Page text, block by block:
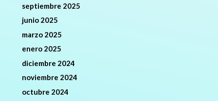
septiembre 2025
junio 2025
marzo 2025
enero 2025
diciembre 2024
noviembre 2024
octubre 2024